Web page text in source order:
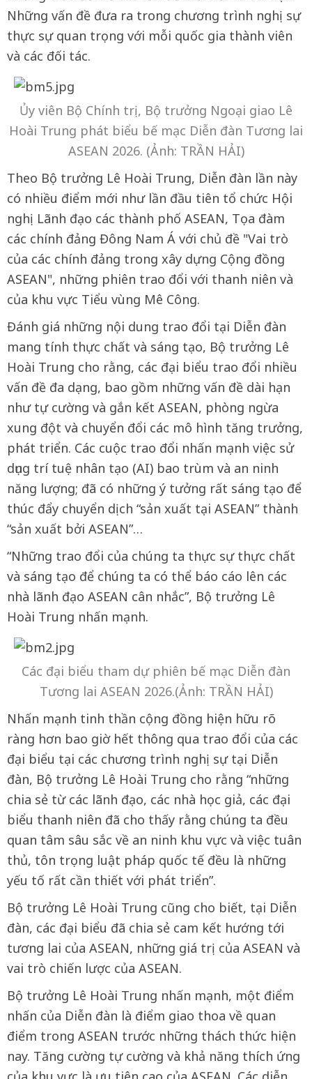
Những vấn đề đưa ra trong chương trình nghị sự
thực sự quan trọng với mỗi quốc gia thành viên
và các đối tác.
Ủy viên Bộ Chính trị, Bộ trưởng Ngoại giao Lê
Hoài Trung phát biểu bế mạc Diễn đàn Tương lai
ASEAN 2026. (Ảnh: TRẦN HẢI)
Theo Bộ trưởng Lê Hoài Trung, Diễn đàn lần này
có nhiều điểm mới như lần đầu tiên tổ chức Hội
nghị Lãnh đạo các thành phố ASEAN, Tọa đàm
các chính đảng Đông Nam Á với chủ đề "Vai trò
của các chính đảng trong xây dựng Cộng đồng
ASEAN", những phiên trao đổi với thanh niên và
của khu vực Tiểu vùng Mê Công.
Đánh giá những nội dung trao đổi tại Diễn đàn
mang tính thực chất và sáng tạo, Bộ trưởng Lê
Hoài Trung cho rằng, các đại biểu trao đổi nhiều
vấn đề đa dạng, bao gồm những vấn đề dài hạn
như tự cường và gắn kết ASEAN, phòng ngừa
xung đột và chuyển đổi các mô hình tăng trưởng,
phát triển. Các cuộc trao đổi nhấn mạnh việc sử
dụng trí tuệ nhân tạo (AI) bao trùm và an ninh
năng lượng; đã có những ý tưởng rất sáng tạo để
thúc đẩy chuyển dịch “sản xuất tại ASEAN” thành
“sản xuất bởi ASEAN”…
“Những trao đổi của chúng ta thực sự thực chất
và sáng tạo để chúng ta có thể báo cáo lên các
nhà lãnh đạo ASEAN cân nhắc”, Bộ trưởng Lê
Hoài Trung nhấn mạnh.
Các đại biểu tham dự phiên bế mạc Diễn đàn
Tương lai ASEAN 2026.(Ảnh: TRẦN HẢI)
Nhấn mạnh tinh thần cộng đồng hiện hữu rõ
ràng hơn bao giờ hết thông qua trao đổi của các
đại biểu tại các chương trình nghị sự tại Diễn
đàn, Bộ trưởng Lê Hoài Trung cho rằng “những
chia sẻ từ các lãnh đạo, các nhà học giả, các đại
biểu thanh niên đã cho thấy rằng chúng ta đều
quan tâm sâu sắc về an ninh khu vực và việc tuân
thủ, tôn trọng luật pháp quốc tế đều là những
yếu tố rất cần thiết với phát triển”.
Bộ trưởng Lê Hoài Trung cũng cho biết, tại Diễn
đàn, các đại biểu đã chia sẻ cam kết hướng tới
tương lai của ASEAN, những giá trị của ASEAN và
vai trò chiến lược của ASEAN.
Bộ trưởng Lê Hoài Trung nhấn mạnh, một điểm
nhấn của Diễn đàn là điểm giao thoa về quan
điểm trong ASEAN trước những thách thức hiện
nay. Tăng cường tự cường và khả năng thích ứng